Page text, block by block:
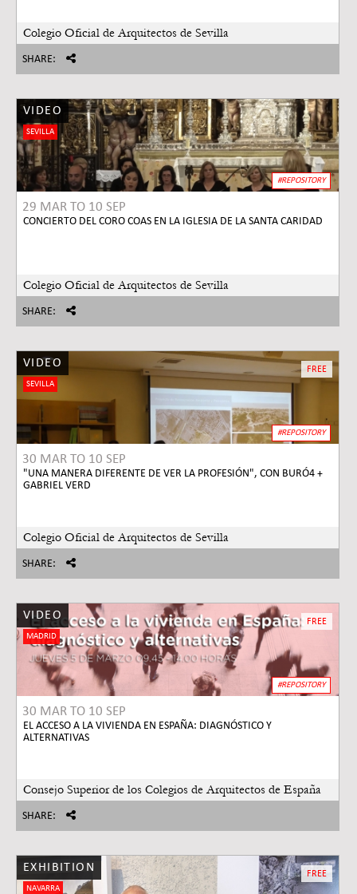
Colegio Oficial de Arquitectos de Sevilla
SHARE:
VIDEO
SEVILLA
29 MAR TO 10 SEP
CONCIERTO DEL CORO COAS EN LA IGLESIA DE LA SANTA CARIDAD
Colegio Oficial de Arquitectos de Sevilla
#REPOSITORY
SHARE:
VIDEO
SEVILLA
30 MAR TO 10 SEP
FREE
"UNA MANERA DIFERENTE DE VER LA PROFESIÓN", CON BURÓ4 +
GABRIEL VERD
Colegio Oficial de Arquitectos de Sevilla
#REPOSITORY
SHARE:
VIDEO
MADRID
30 MAR TO 10 SEP
FREE
EL ACCESO A LA VIVIENDA EN ESPAÑA: DIAGNÓSTICO Y
ALTERNATIVAS
Consejo Superior de los Colegios de Arquitectos de España
#REPOSITORY
SHARE:
EXHIBITION
NAVARRA
FREE